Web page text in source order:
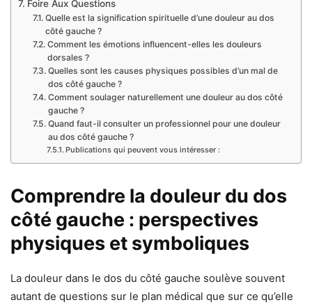
Foire Aux Questions
Quelle est la signification spirituelle d’une douleur au dos
côté gauche ?
Comment les émotions influencent-elles les douleurs
dorsales ?
Quelles sont les causes physiques possibles d’un mal de
dos côté gauche ?
Comment soulager naturellement une douleur au dos côté
gauche ?
Quand faut-il consulter un professionnel pour une douleur
au dos côté gauche ?
Publications qui peuvent vous intéresser :
Comprendre la douleur du dos
côté gauche : perspectives
physiques et symboliques
La douleur dans le dos du côté gauche soulève souvent
autant de questions sur le plan médical que sur ce qu’elle